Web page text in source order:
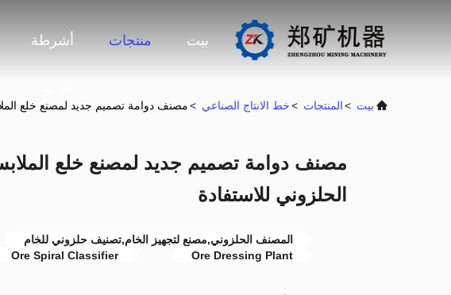
بيت منتجات أشرطة
بيت >المنتجات >خط الانتاج الصناعي >مصنف دوامة تصميم جديد لمصنع خلع
مصنف دوامة تصميم جديد لمصنع خلع
الحلزوني للاستفادة
المصنف الحلزوني,مصنع لتجهيز الخام,تصنيف حلزوني للخام
Ore Dressing Plant
Ore Spiral Classifier